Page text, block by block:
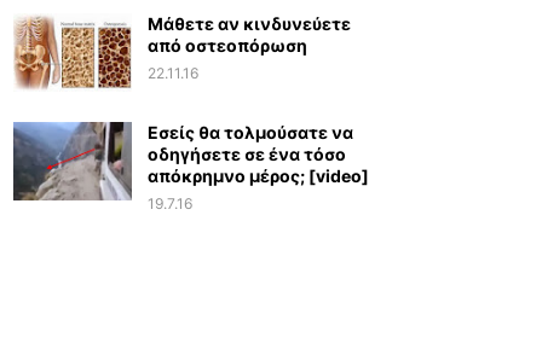
Μάθετε αν κινδυνεύετε
από οστεοπόρωση
22.11.16
Εσείς θα τολμούσατε να
οδηγήσετε σε ένα τόσο
απόκρημνο μέρος; [video]
19.7.16